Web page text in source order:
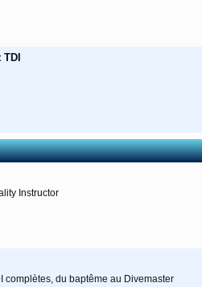
Instructor
complètes, du baptême au Divemaster